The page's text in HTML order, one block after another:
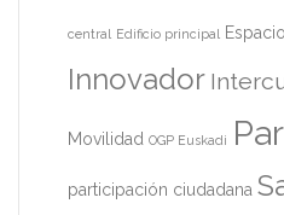
central Edificio principal
Innovador
Movilidad OGP Euskadi
participación ciudadana